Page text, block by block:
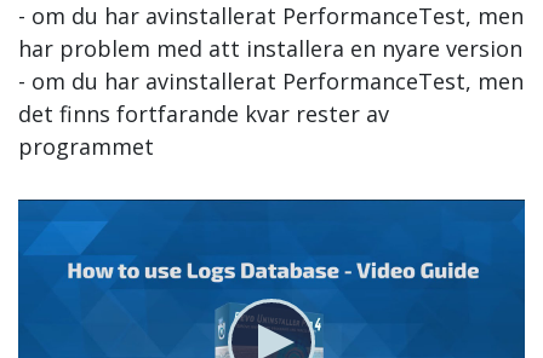
- om du har avinstallerat PerformanceTest, men
har problem med att installera en nyare version
- om du har avinstallerat PerformanceTest, men
det finns fortfarande kvar rester av
programmet